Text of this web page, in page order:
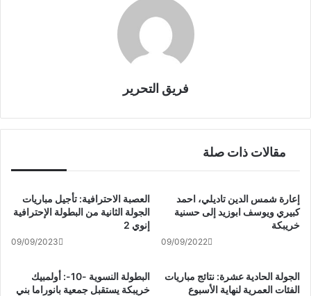
فريق التحرير
مقالات ذات صلة
العصبة الاحترافية: تأجيل مباريات
الجولة الثانية من البطولة الإحترافية
إنوي 2
09/09/2023
إعارة شمس الدين تاديلي، احمد
كبيري ويوسف ابوزيد إلى حسنية
خريبكة
09/09/2022
البطولة النسوية -10-: أولمبيك
خريبكة يستقبل جمعية بانوراما بني
الجولة الحادية عشرة: نتائج مباريات
الفئات العمرية لنهاية الأسبوع